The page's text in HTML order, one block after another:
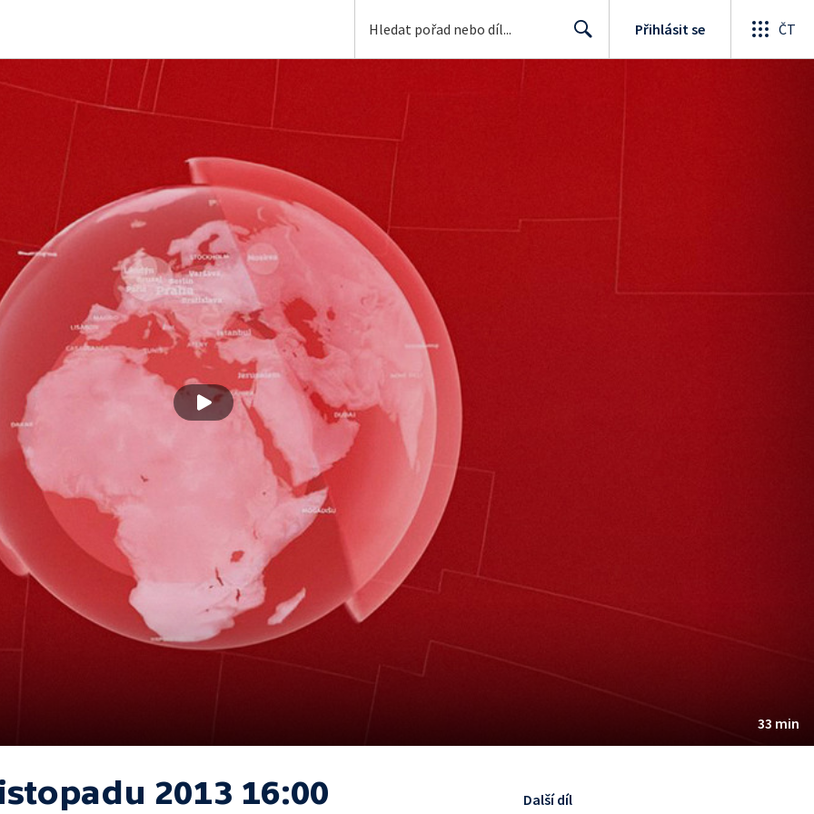
Přihlásit se ČT
33 min
2013 16:00 Další díl